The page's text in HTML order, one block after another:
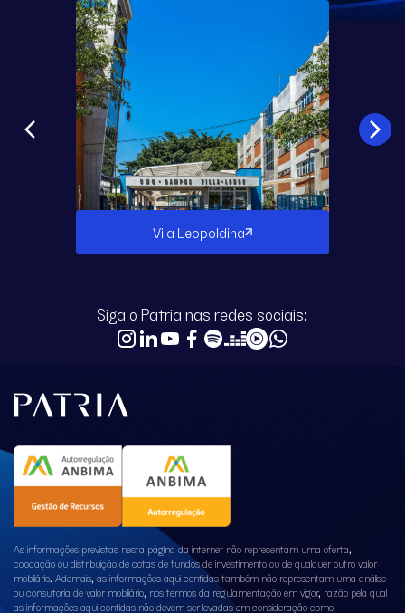
Vila Leopoldina
Siga o Patria nas redes sociais:
As informações previstas nesta página da internet não representam uma oferta,
colocação ou distribuição de cotas de fundos de investimento ou de qualquer outro valor
mobiliário. Ademais, as informações aqui contidas também não representam uma análise
ou consultoria de valor mobiliário, nos termos da regulamentação em vigor, razão pela qual
as informações aqui contidas não devem ser levadas em consideração como